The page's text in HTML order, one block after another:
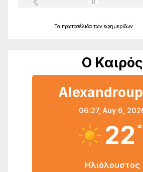
Τα πρωτοσέλιδα των εφημερίδων
Ο Καιρός
06:27, Αυγ 6,
22
Ηλιόλουστος